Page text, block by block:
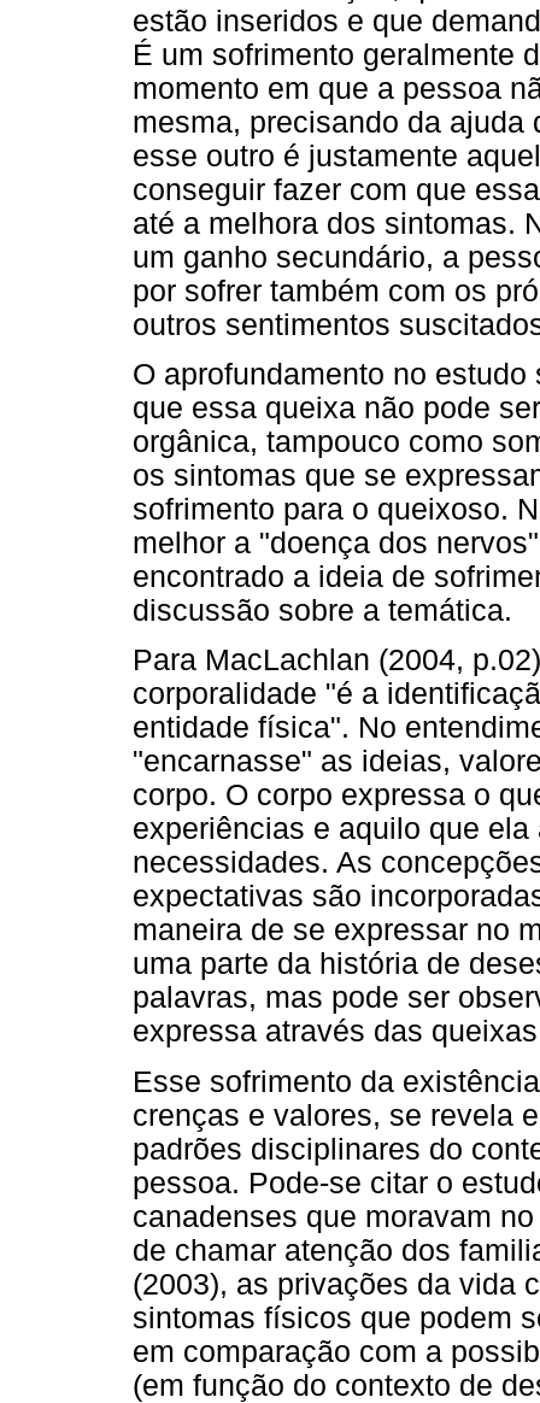
estão inseridos e que
É um sofrimento geralmente
momento em que a pessoa
mesma, precisando da ajuda
esse outro é justamente
conseguir fazer com que
até a melhora dos sintomas.
um ganho secundário, a
por sofrer também com os
outros sentimentos
O aprofundamento no
que essa queixa não pode
orgânica, tampouco como
os sintomas que se
sofrimento para o queixoso.
melhor a "doença dos
encontrado a ideia de
discussão sobre a temática.
Para MacLachlan (2004,
corporalidade "é a
entidade física". No
"encarnasse" as ideias,
corpo. O corpo expressa o
experiências e aquilo que
necessidades. As
expectativas são
maneira de se expressar no
uma parte da história de
palavras, mas pode ser
expressa através das
Esse sofrimento da
crenças e valores, se revela
padrões disciplinares do
pessoa. Pode-se citar o
canadenses que moravam
de chamar atenção dos
(2003), as privações da vida
sintomas físicos que podem
em comparação com a
(em função do contexto de